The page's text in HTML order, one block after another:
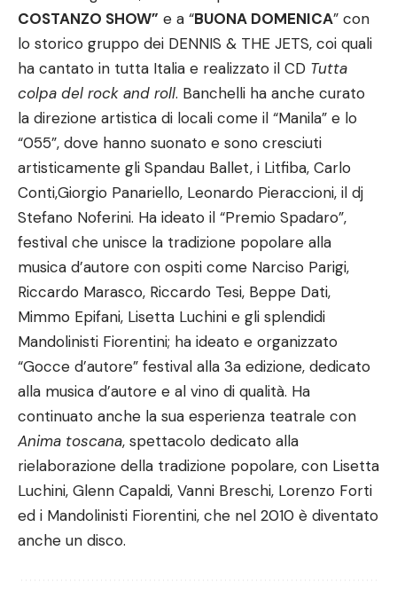
COSTANZO SHOW” e a “BUONA DOMENICA” con
lo storico gruppo dei DENNIS & THE JETS, coi quali
ha cantato in tutta Italia e realizzato il CD Tutta
colpa del rock and roll. Banchelli ha anche curato
la direzione artistica di locali come il “Manila” e lo
“055”, dove hanno suonato e sono cresciuti
artisticamente gli Spandau Ballet, i Litfiba, Carlo
Conti,Giorgio Panariello, Leonardo Pieraccioni, il dj
Stefano Noferini. Ha ideato il “Premio Spadaro”,
festival che unisce la tradizione popolare alla
musica d’autore con ospiti come Narciso Parigi,
Riccardo Marasco, Riccardo Tesi, Beppe Dati,
Mimmo Epifani, Lisetta Luchini e gli splendidi
Mandolinisti Fiorentini; ha ideato e organizzato
“Gocce d’autore” festival alla 3a edizione, dedicato
alla musica d’autore e al vino di qualità. Ha
continuato anche la sua esperienza teatrale con
Anima toscana, spettacolo dedicato alla
rielaborazione della tradizione popolare, con Lisetta
Luchini, Glenn Capaldi, Vanni Breschi, Lorenzo Forti
ed i Mandolinisti Fiorentini, che nel 2010 è diventato
anche un disco.